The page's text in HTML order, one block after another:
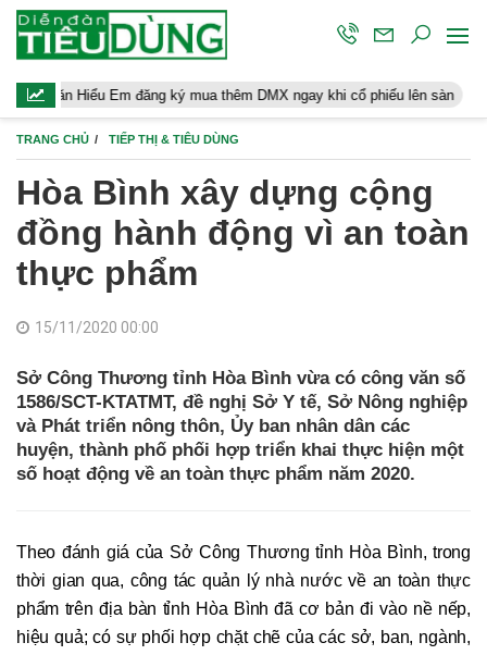
Em đăng ký mua thêm DMX ngay khi cổ phiếu lên sàn Người lao
TRANG CHỦ TIẾP THỊ & TIÊU DÙNG
Hòa Bình xây dựng cộng
đồng hành động vì an toàn
thực phẩm
15/11/2020 00:00
Sở Công Thương tỉnh Hòa Bình vừa có công văn số
1586/SCT-KTATMT, đề nghị Sở Y tế, Sở Nông nghiệp
và Phát triển nông thôn, Ủy ban nhân dân các
huyện, thành phố phối hợp triển khai thực hiện một
số hoạt động về an toàn thực phẩm năm 2020.
Theo đánh giá của Sở Công Thương tỉnh Hòa Bình, trong
thời gian qua, công tác quản lý nhà nước về an toàn thực
phẩm trên địa bàn tỉnh Hòa Bình đã cơ bản đi vào nề nếp,
hiệu quả; có sự phối hợp chặt chẽ của các sở, ban, ngành,